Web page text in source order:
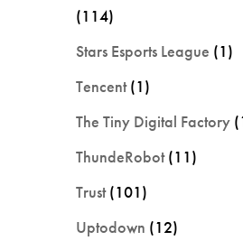
(114)
Stars Esports League (1)
Tencent(1)
The Tiny Digital Factory
ThundeRobot(11)
Trust(101)
Uptodown (12)